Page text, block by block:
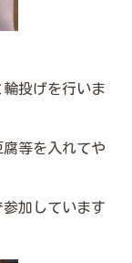
投げを行いま
等を入れてや
加しています